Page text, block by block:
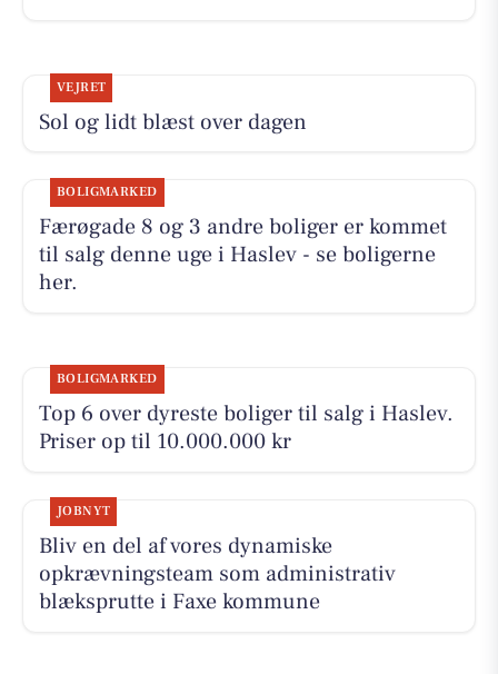
VEJRET
Sol og lidt blæst over dagen
BOLIGMARKED
Færøgade 8 og 3 andre boliger er kommet
til salg denne uge i Haslev - se boligerne
her.
BOLIGMARKED
Top 6 over dyreste boliger til salg i Haslev.
Priser op til 10.000.000 kr
JOBNYT
Bliv en del af vores dynamiske
opkrævningsteam som administrativ
blæksprutte i Faxe kommune